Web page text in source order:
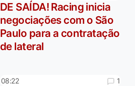
DE SAÍDA! Racing inicia
negociações com o São
Paulo para a contratação
de lateral
08:22 1